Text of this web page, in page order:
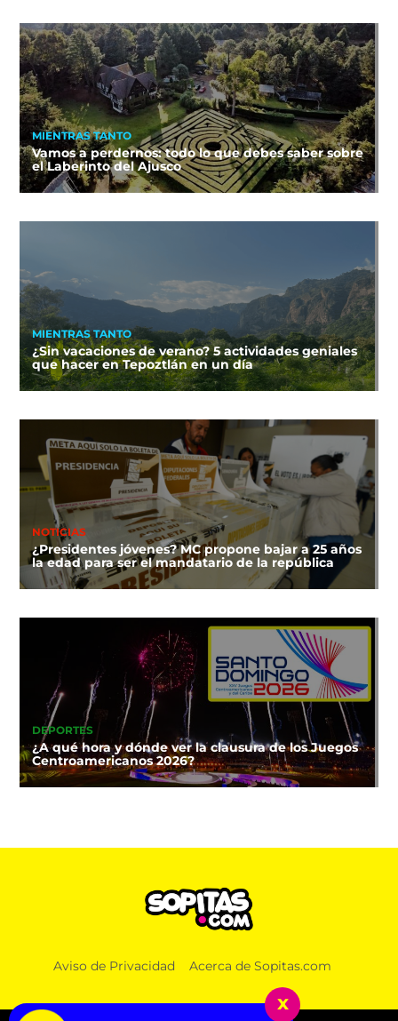
MIENTRAS TANTO
Vamos a perdernos: todo lo que debes saber sobre
el Laberinto del Ajusco
MIENTRAS TANTO
¿Sin vacaciones de verano? 5 actividades geniales
que hacer en Tepoztlán en un día
NOTICIAS
¿Presidentes jóvenes? MC propone bajar a 25 años
la edad para ser el mandatario de la república
DEPORTES
¿A qué hora y dónde ver la clausura de los Juegos
Centroamericanos 2026?
Aviso de Privacidad Acerca de Sopitas.com
x